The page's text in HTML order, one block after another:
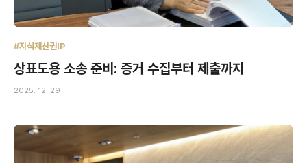
#지식재산권IP
상표도용 소송 준비: 증거 수집부터 제출까지
2025. 12. 29